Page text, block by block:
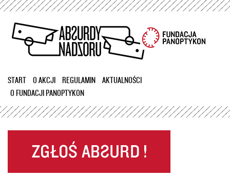
Przejdź
treści
START O AKCJI REGULAMIN
AKTUALNOŚCI
O FUNDACJI PANOPTYKON